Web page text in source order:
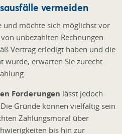
vermeiden
und möchte sich möglichst vor
unbezahlten Rechnungen.
Vertrag erledigt haben und die
wurde, erwarten Sie zurecht
Forderungen lässt jedoch
Gründe können vielfältig sein
Zahlungsmoral über
bis hin zur